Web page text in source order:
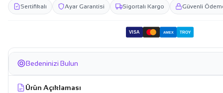
Sertifikalı Ayar Garantisi Sigortalı Kargo Güvenli
VISA AMEX TROY
Bedeninizi Bulun
Ürün Açıklaması